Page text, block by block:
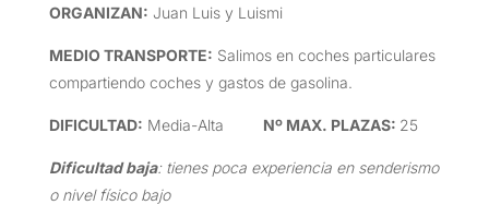
ORGANIZAN: Juan Luis y Luismi
MEDIO TRANSPORTE: Salimos en coches particulares
compartiendo coches y gastos de gasolina.
DIFICULTAD: Media-Alta Nº MAX. PLAZAS: 25
Dificultad baja: tienes poca experiencia en senderismo
o nivel físico bajo